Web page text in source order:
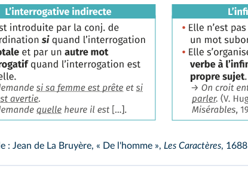
: Jean de La Bruyère, « De l'homme », Les Caractères, 1688